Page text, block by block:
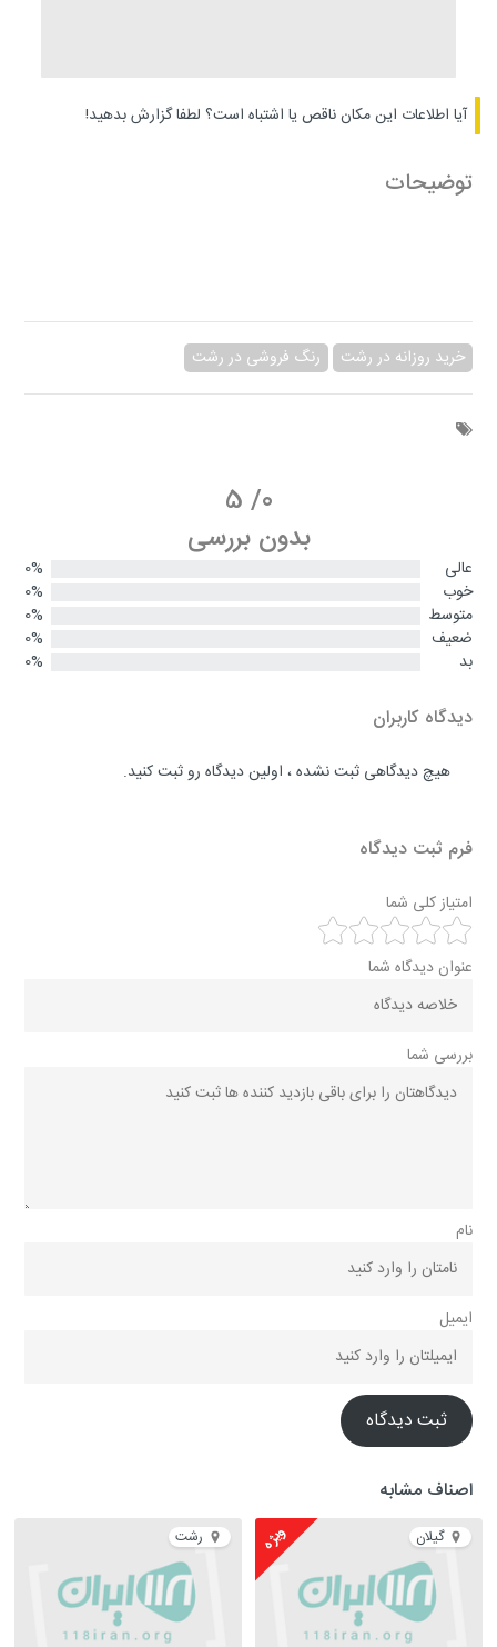
آیا اطلاعات این مکان ناقص یا اشتباه است؟ لطفا گزارش بدهید!
توضیحات
خرید روزانه در رشت رنگ فروشی در رشت
0
/
5
بدون بررسی
عالی
0%
خوب
0%
متوسط
0%
ضعیف
0%
بد
0%
دیدگاه کاربران
هیچ دیدگاهی ثبت نشده ، اولین دیدگاه رو ثبت کنید.
فرم ثبت دیدگاه
امتیاز کلی شما
عنوان دیدگاه شما
بررسی شما
نام
ایمیل
ثبت دیدگاه
اصناف مشابه
گیلان ویژه رشت